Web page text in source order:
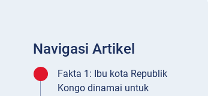
Navigasi Artikel
Fakta 1: Ibu kota Republik
Kongo dinamai untuk